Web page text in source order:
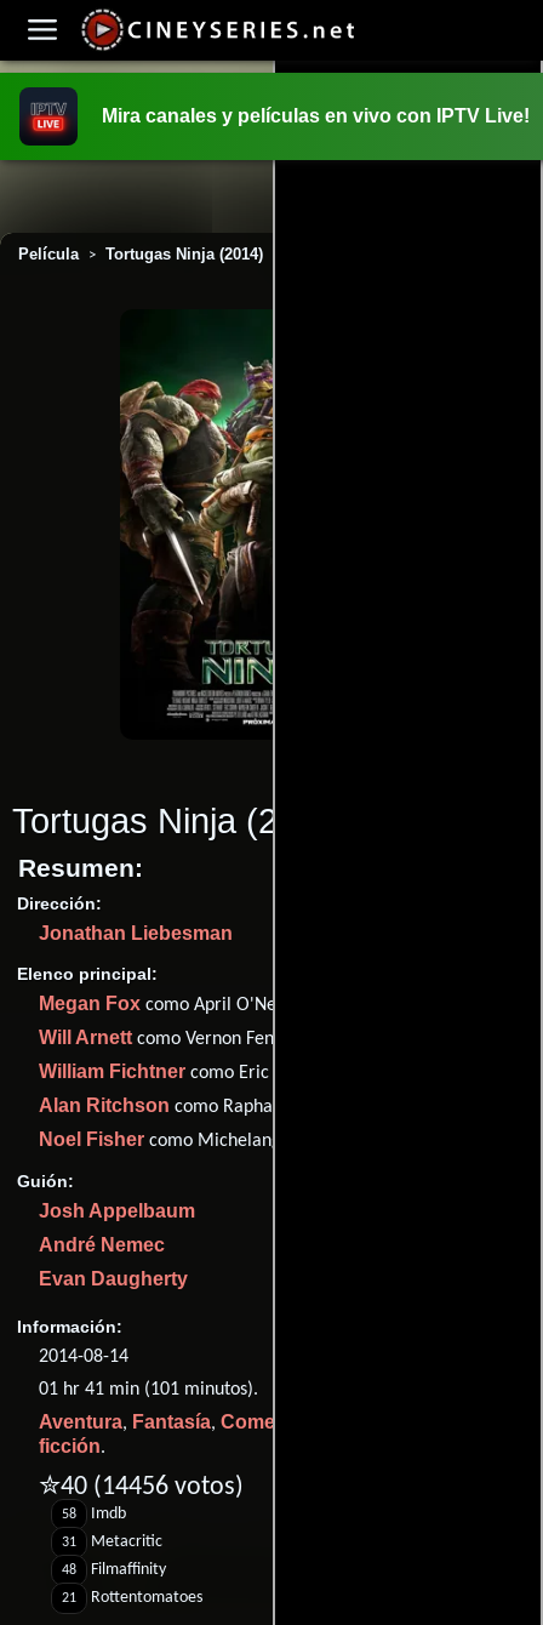
Mira canales y películas en vivo con IPTV Live!
Película > Tortugas Ninja (2014)
Tortugas Ninja (2014)
Resumen:
Dirección:
Jonathan Liebesman
Elenco principal:
Megan Fox como April O'Neil
Will Arnettcomo Vernon Fenwick
William Fichtner como Eric Sacks
Alan Ritchson como Raphael
Noel Fisher como Michelangelo
Guión:
Josh Appelbaum
André Nemec
Evan Daugherty
Información:
2014-08-14
01 hr 41 min (101 minutos).
Aventura, Fantasía, Comedia
ficción.
✮40 (14456 votos)
58 Imdb
31 Metacritic
48 Filmaffinity
21 Rottentomatoes